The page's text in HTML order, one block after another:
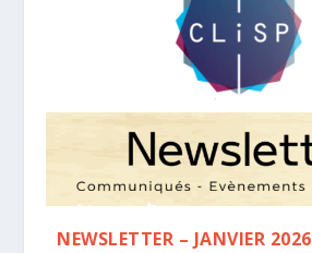
NEWSLETTER – JANVIER 2026